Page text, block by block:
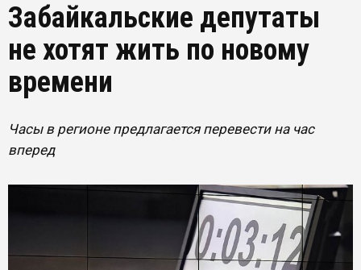
Забайкальские депутаты
не хотят жить по новому
времени
Часы в регионе предлагается перевести на час
вперед